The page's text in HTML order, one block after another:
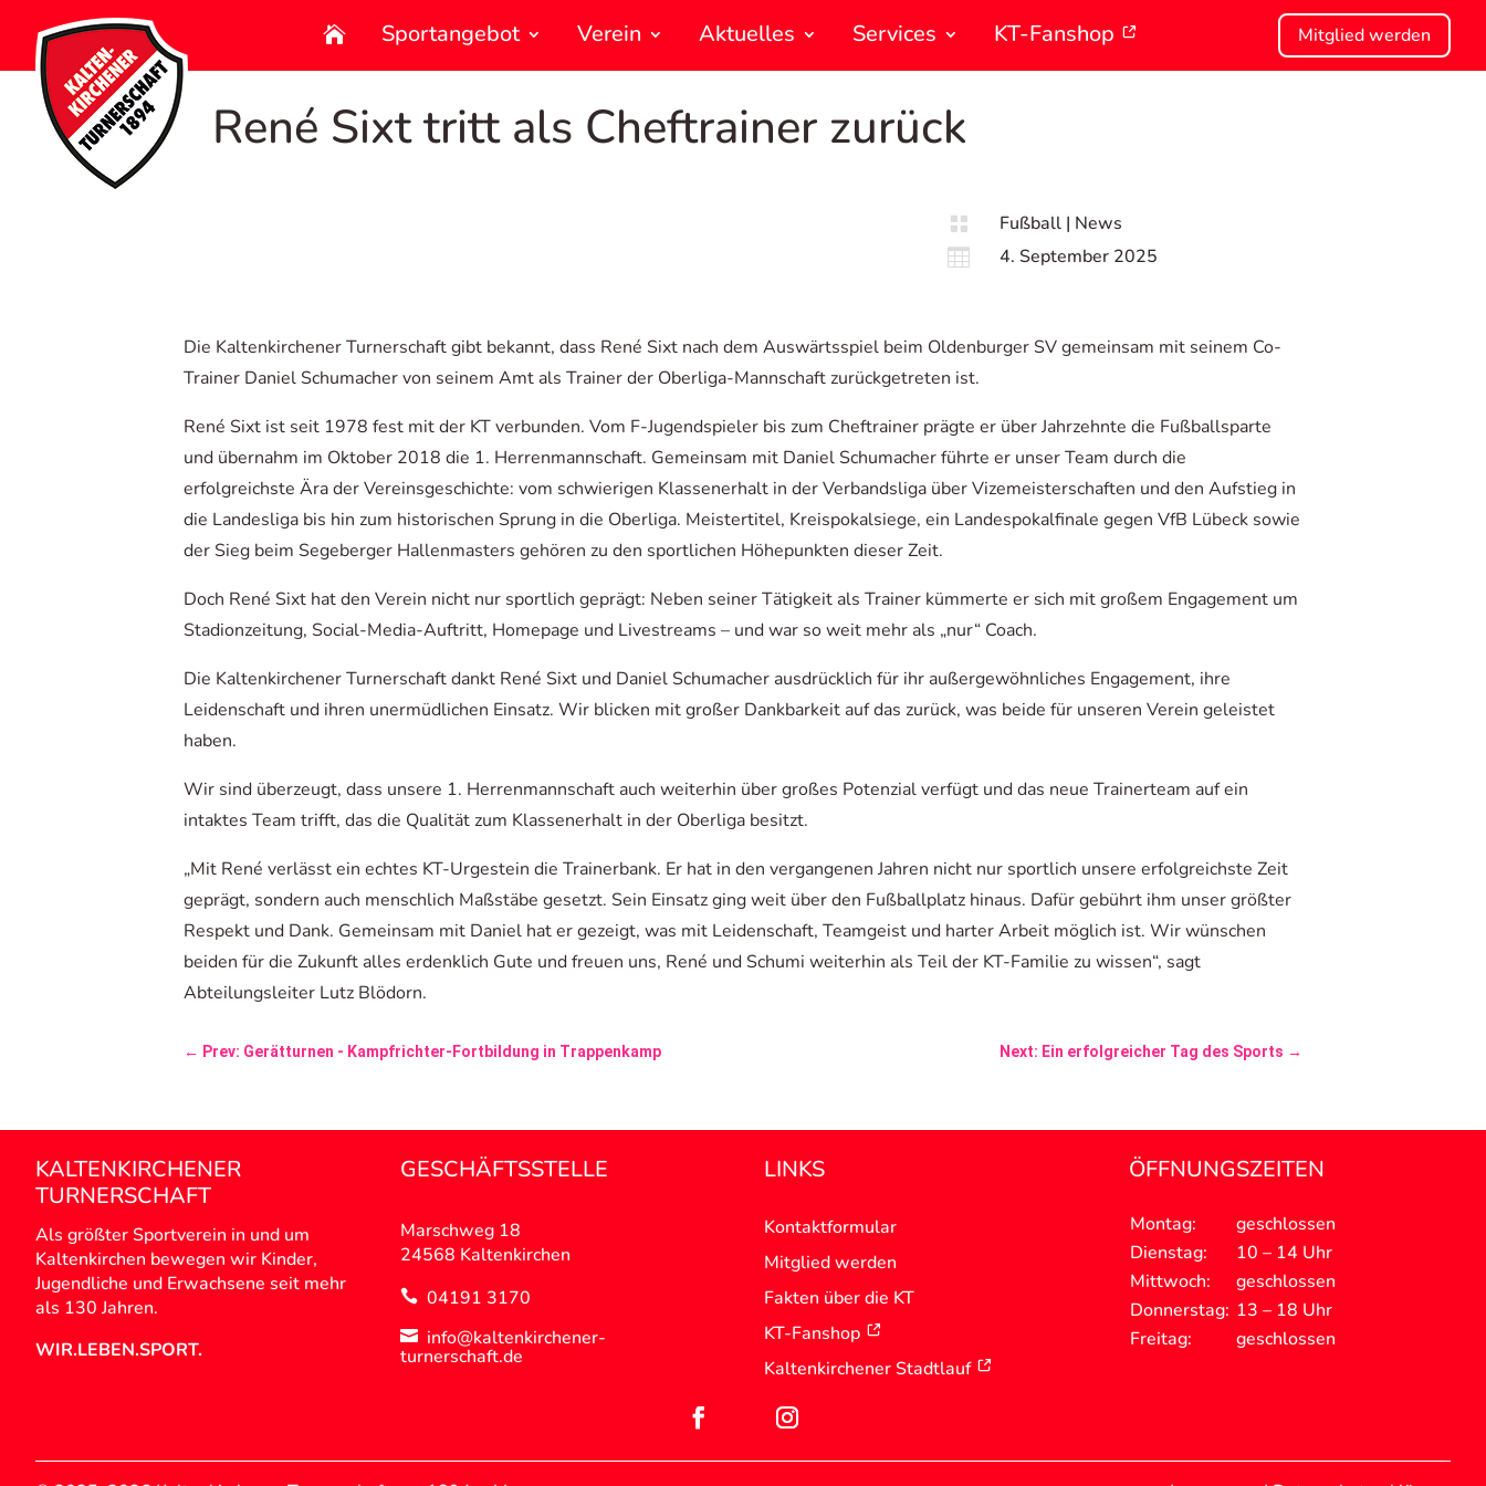
 Sportangebot Verein Aktuelles Services KT-Fanshop Mitglied werden
René Sixt tritt als Cheftrainer zurück
 Fußball| News
 4. September 2025
Die Kaltenkirchener Turnerschaft gibt bekannt, dass René Sixt nach dem Auswärtsspiel beim Oldenburger SV gemeinsam mit seinem Co-
Trainer Daniel Schumacher von seinem Amt als Trainer der Oberliga-Mannschaft zurückgetreten ist.
René Sixt ist seit 1978 fest mit der KT verbunden. Vom F-Jugendspieler bis zum Cheftrainer prägte er über Jahrzehnte die Fußballsparte
und übernahm im Oktober 2018 die 1. Herrenmannschaft. Gemeinsam mit Daniel Schumacher führte er unser Team durch die
erfolgreichste Ära der Vereinsgeschichte: vom schwierigen Klassenerhalt in der Verbandsliga über Vizemeisterschaften und den Aufstieg in
die Landesliga bis hin zum historischen Sprung in die Oberliga. Meistertitel, Kreispokalsiege, ein Landespokalfinale gegen VfB Lübeck sowie
der Sieg beim Segeberger Hallenmasters gehören zu den sportlichen Höhepunkten dieser Zeit.
Doch René Sixt hat den Verein nicht nur sportlich geprägt: Neben seiner Tätigkeit als Trainer kümmerte er sich mit großem Engagement um
Stadionzeitung, Social-Media-Auftritt, Homepage und Livestreams – und war so weit mehr als „nur“ Coach.
Die Kaltenkirchener Turnerschaft dankt René Sixt und Daniel Schumacher ausdrücklich für ihr außergewöhnliches Engagement, ihre
Leidenschaft und ihren unermüdlichen Einsatz. Wir blicken mit großer Dankbarkeit auf das zurück, was beide für unseren Verein geleistet
haben.
Wir sind überzeugt, dass unsere 1. Herrenmannschaft auch weiterhin über großes Potenzial verfügt und das neue Trainerteam auf ein
intaktes Team trifft, das die Qualität zum Klassenerhalt in der Oberliga besitzt.
„Mit René verlässt ein echtes KT-Urgestein die Trainerbank. Er hat in den vergangenen Jahren nicht nur sportlich unsere erfolgreichste Zeit
geprägt, sondern auch menschlich Maßstäbe gesetzt. Sein Einsatz ging weit über den Fußballplatz hinaus. Dafür gebührt ihm unser größter
Respekt und Dank. Gemeinsam mit Daniel hat er gezeigt, was mit Leidenschaft, Teamgeist und harter Arbeit möglich ist. Wir wünschen
beiden für die Zukunft alles erdenklich Gute und freuen uns, René und Schumi weiterhin als Teil der KT-Familie zu wissen“, sagt
Abteilungsleiter Lutz Blödorn.
← Prev: Gerätturnen - Kampfrichter-Fortbildung in Trappenkamp Next: Ein erfolgreicher Tag des Sports →
KALTENKIRCHENER
TURNERSCHAFT
Als größter Sportverein in und um
Kaltenkirchen bewegen wir Kinder,
Jugendliche und Erwachsene seit mehr
als 130 Jahren.
WIR.LEBEN.SPORT.
GESCHÄFTSSTELLE
Marschweg 18
24568 Kaltenkirchen
 04191 3170
 info@kaltenkirchener-
turnerschaft.de
LINKS
Kontaktformular
Mitglied werden
Fakten über die KT
KT-Fanshop
Kaltenkirchener Stadtlauf
ÖFFNUNGSZEITEN
Montag:
geschlossen
Dienstag:
10 – 14 Uhr
Mittwoch:
geschlossen
Donnerstag: 13 – 18 Uhr
Freitag:
geschlossen